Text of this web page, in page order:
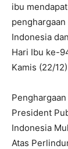
ibu
Indonesia
Hari Ibu ke-
Kamis (22/
President
Indonesia
Atas